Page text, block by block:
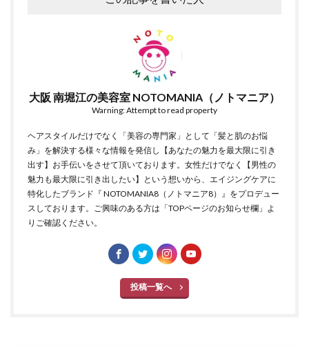
大阪 南堀江の美容室 NOTOMANIA（ノトマニア）
Warning: Attempt to read property
ヘアスタイルだけでなく「美容の専門家」として「髪と肌のお悩
み」を解決する様々な情報を発信し【あなたの魅力を最大限に引き
出す】お手伝いをさせて頂いております。女性だけでなく【男性の
魅力も最大限に引き出したい】という想いから、エイジングケアに
特化したブランド『 NOTOMANIA8（ノトマニア8）』をプロデュー
スしております。ご興味のある方は「TOPページのお知らせ欄」よ
りご確認ください。
投稿一覧へ